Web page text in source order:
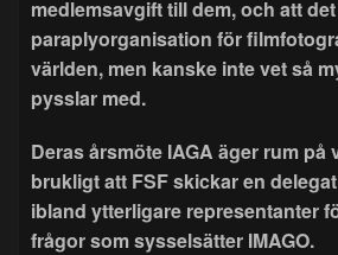
medlemsavgift till dem, och att
paraplyorganisation för
världen, men kanske inte vet så
pysslar med.
Deras årsmöte IAGA äger rum på
brukligt att FSF skickar en
ibland ytterligare representanter
frågor som sysselsätter IMAGO.